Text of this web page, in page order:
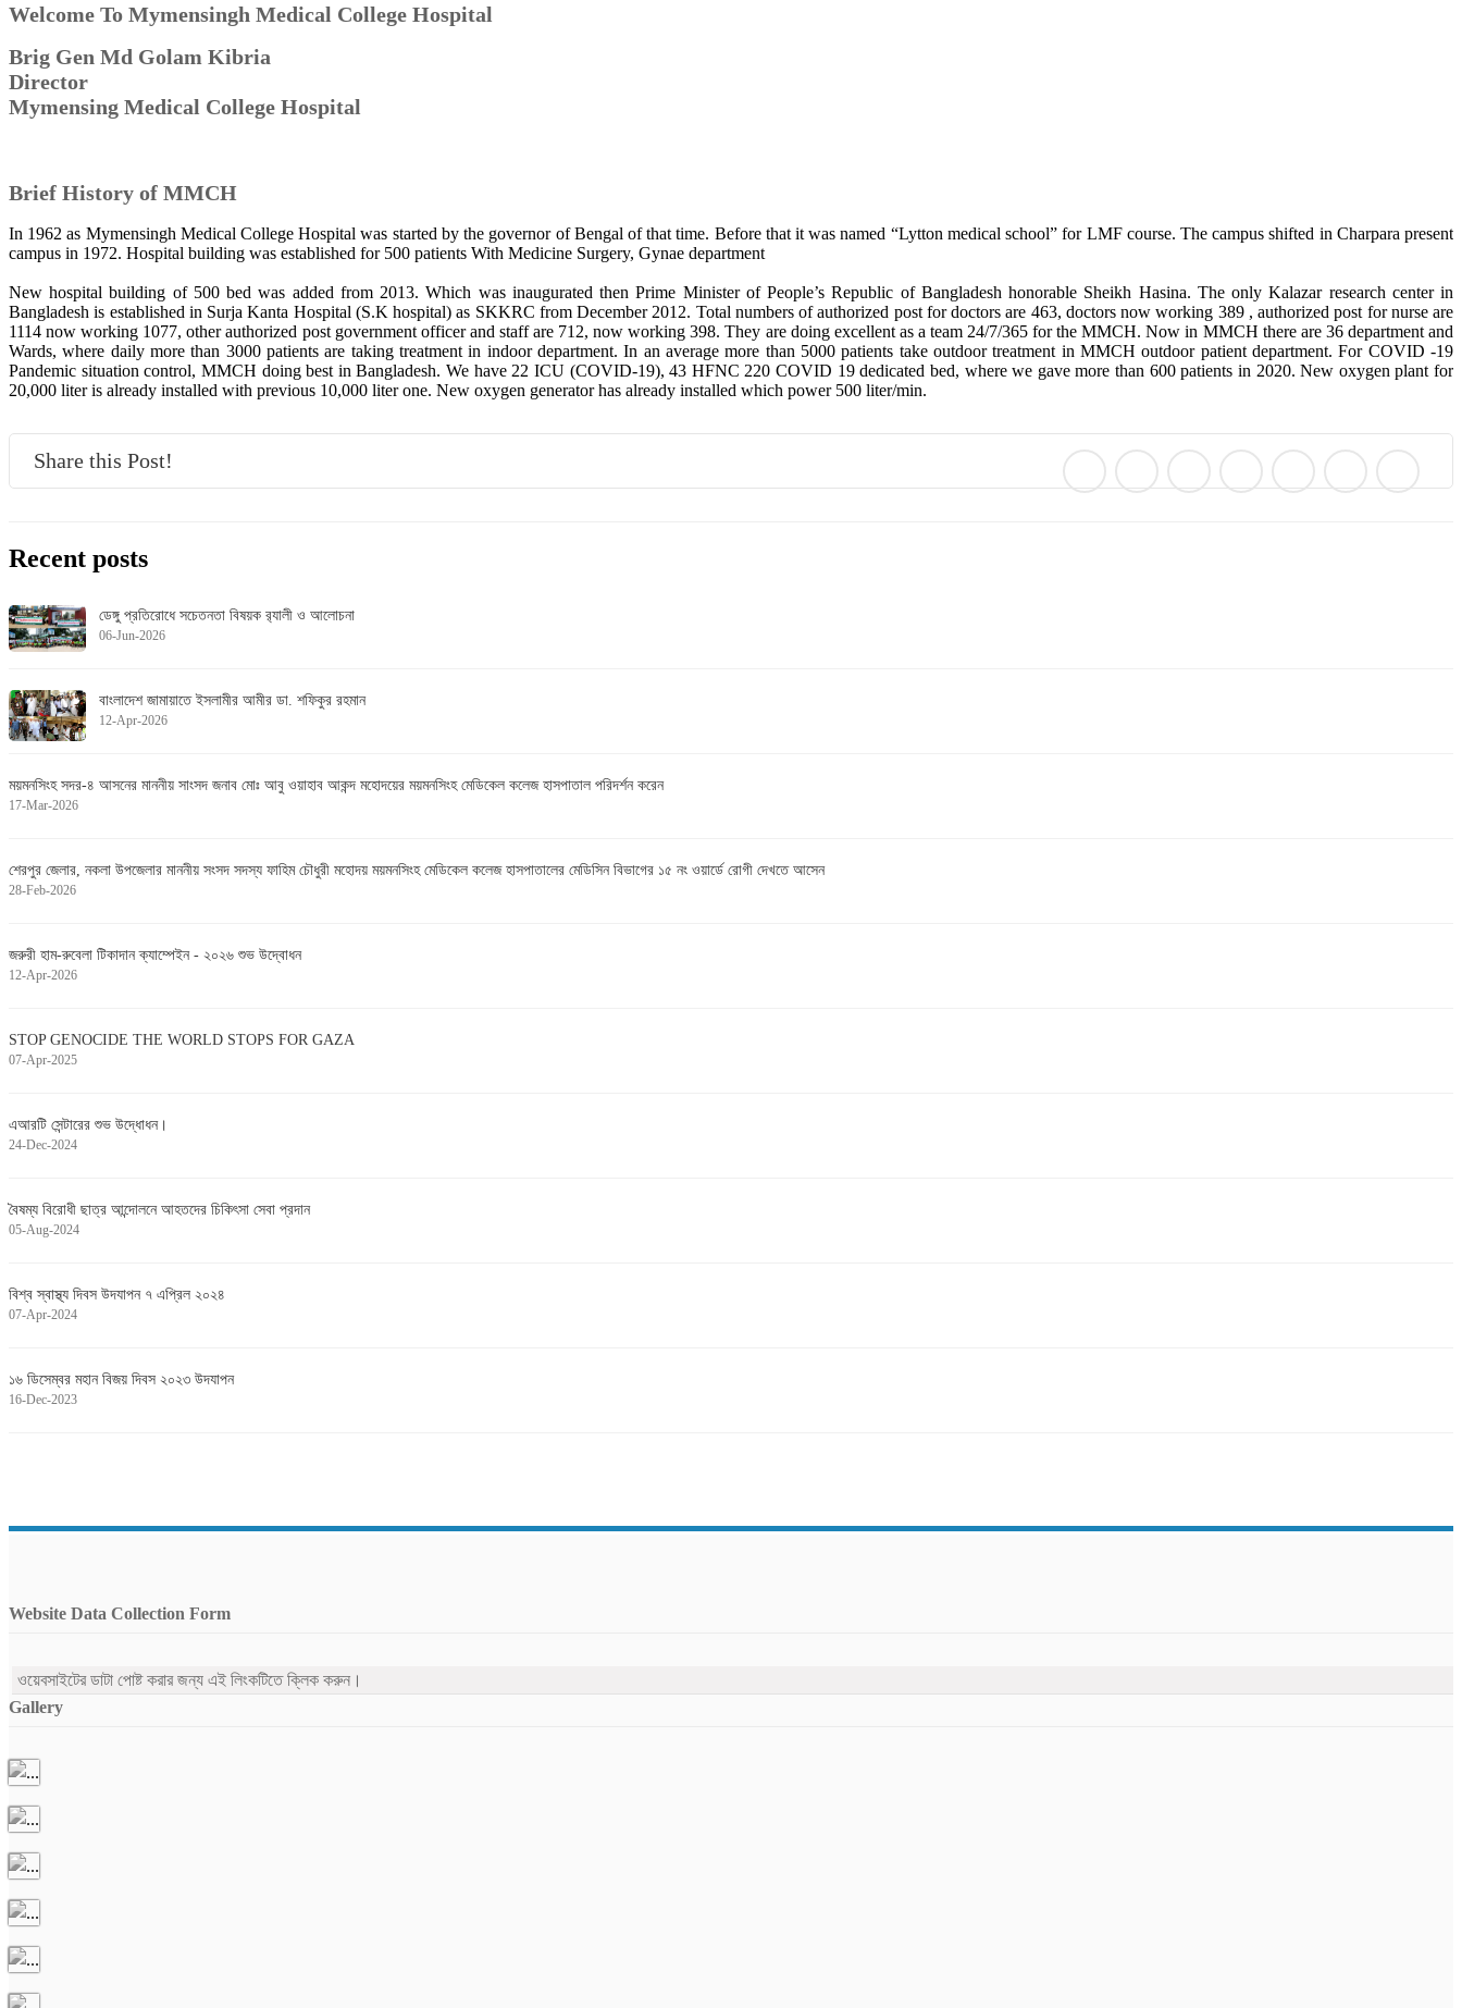
Welcome To Mymensingh Medical College Hospital
Brig Gen Md Golam Kibria
Director
Mymensing Medical College Hospital
Brief History of MMCH
In 1962 as Mymensingh Medical College Hospital was started by the governor of Bengal of that time. Before that it was named “Lytton medical school” for LMF course. The campus shifted in Charpara present
campus in 1972. Hospital building was established for 500 patients With Medicine Surgery, Gynae department
New hospital building of 500 bed was added from 2013. Which was inaugurated then Prime Minister of People’s Republic of Bangladesh honorable Sheikh Hasina. The only Kalazar research center in
Bangladesh is established in Surja Kanta Hospital (S.K hospital) as SKKRC from December 2012. Total numbers of authorized post for doctors are 463, doctors now working 389 , authorized post for nurse are
1114 now working 1077, other authorized post government officer and staff are 712, now working 398. They are doing excellent as a team 24/7/365 for the MMCH. Now in MMCH there are 36 department and
Wards, where daily more than 3000 patients are taking treatment in indoor department. In an average more than 5000 patients take outdoor treatment in MMCH outdoor patient department. For COVID -19
Pandemic situation control, MMCH doing best in Bangladesh. We have 22 ICU (COVID-19), 43 HFNC 220 COVID 19 dedicated bed, where we gave more than 600 patients in 2020. New oxygen plant for
20,000 liter is already installed with previous 10,000 liter one. New oxygen generator has already installed which power 500 liter/min.
Share this Post!
Recent posts
ডেঙ্গু প্রতিরোধে সচেতনতা বিষয়ক র‌্যালী ও আলোচনা
06-Jun-2026
বাংলাদেশ জামায়াতে ইসলামীর আমীর ডা. শফিকুর রহমান
12-Apr-2026
ময়মনসিংহ সদর-৪ আসনের মাননীয় সাংসদ জনাব মোঃ আবু ওয়াহাব আকন্দ মহোদয়ের ময়মনসিংহ মেডিকেল কলেজ হাসপাতাল পরিদর্শন করেন
17-Mar-2026
শেরপুর জেলার, নকলা উপজেলার মাননীয় সংসদ সদস্য ফাহিম চৌধুরী মহোদয় ময়মনসিংহ মেডিকেল কলেজ হাসপাতালের মেডিসিন বিভাগের ১৫ নং ওয়ার্ডে রোগী দেখতে আসেন
28-Feb-2026
জরুরী হাম-রুবেলা টিকাদান ক্যাম্পেইন - ২০২৬ শুভ উদ্বোধন
12-Apr-2026
STOP GENOCIDE THE WORLD STOPS FOR GAZA
07-Apr-2025
এআরটি সেন্টারের শুভ উদ্ধোধন।
24-Dec-2024
বৈষম্য বিরোধী ছাত্র আন্দোলনে আহতদের চিকিৎসা সেবা প্রদান
05-Aug-2024
বিশ্ব স্বাস্থ্য দিবস উদযাপন ৭ এপ্রিল ২০২৪
07-Apr-2024
১৬ ডিসেম্বর মহান বিজয় দিবস ২০২৩ উদযাপন
16-Dec-2023
Website Data Collection Form
ওয়েবসাইটের ডাটা পোষ্ট করার জন্য এই লিংকটিতে ক্লিক করুন।
Gallery